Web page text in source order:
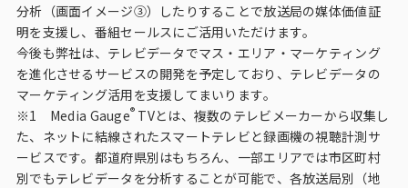
分析（画面イメージ③）したりすることで放送局の媒体価値証
明を支援し、番組セールスにご活用いただけます。
今後も弊社は、テレビデータでマス・エリア・マーケティング
を進化させるサービスの開発を予定しており、テレビデータの
マーケティング活用を支援してまいります。
※1 Media Gauge® TVとは、複数のテレビメーカーから収集し
た、ネットに結線されたスマートテレビと録画機の視聴計測サ
ービスです。都道府県別はもちろん、一部エリアでは市区町村
別でもテレビデータを分析することが可能で、各放送局別（地